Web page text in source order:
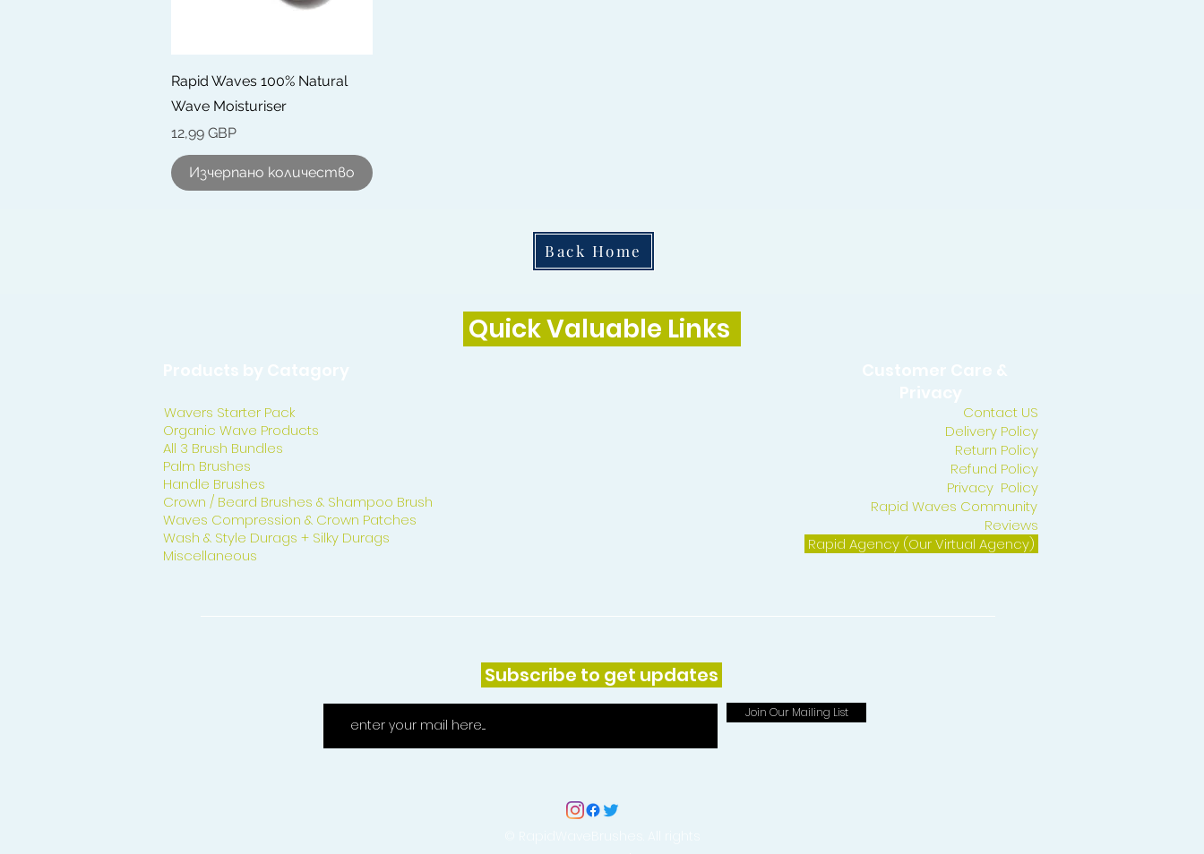
Бърз преглед
Rapid Waves 100% Natural
Wave Moisturiser
Цена
12,99 GBP
Изчерпано количество
Back Home
Quick Valuable Links
Wavers Starter Pack
Organic Wave Products
All 3 Brush Bundles
Palm Brushes
Handle Brushes
Crown / Beard Brushes & Shampoo Brush
Waves Compression & Crown Patches
Wash & Style Durags + Silky Durags
Miscellaneous
Contact US
Delivery Policy
Return Policy
Refund Policy
Privacy Policy
Rapid Waves Community
Reviews
Rapid Agency (Our Virtual Agency)
Subscribe to get updates
Join Our Mailing List